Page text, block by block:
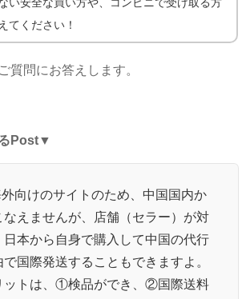
い安全な買い方や、コンビニで受け取る方
てください！
質問にお答えします。
Post▼
向けのサイトのため、中国国内か
なえませんが、店舗（セラー）が対
日本から自身で購入して中国の代行
国際発送することもできますよ。
ットは、①検品ができ、②国際送料